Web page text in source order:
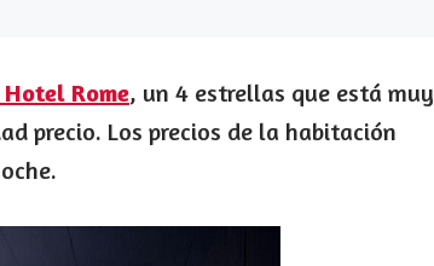
Rome, un 4 estrellas que está muy
precio. Los precios de la habitación